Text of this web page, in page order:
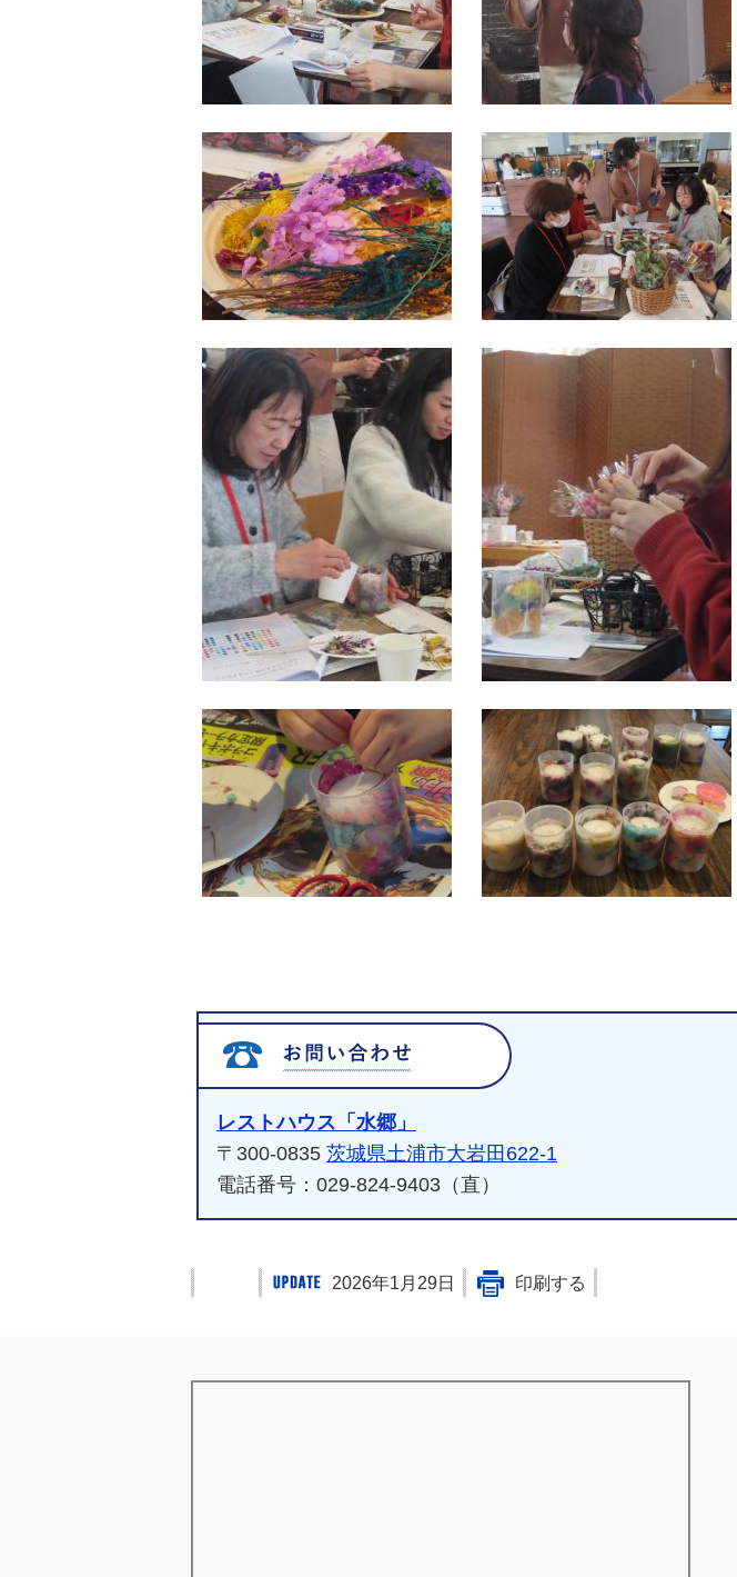
問い合わせ先
レストハウス「水郷」
〒300-0835 茨城県土浦市大岩田622-1
電話番号：029-824-9403（直）
2026年1月29日 印刷する